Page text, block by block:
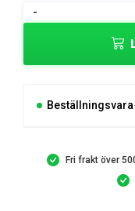
-
LINA
Beställningsvara
Fri frakt över